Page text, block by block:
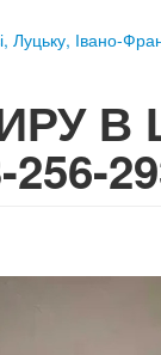
Луцьку, Івано-
В